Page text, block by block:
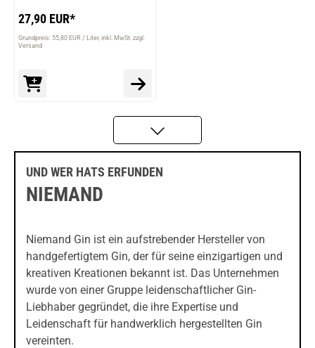
27,90 EUR*
Grundpreis: 55,80 EUR / Liter inkl. MwSt. zzgl.
Versand
UND WER HATS ERFUNDEN
NIEMAND
Niemand Gin ist ein aufstrebender Hersteller von
handgefertigtem Gin, der für seine einzigartigen und
kreativen Kreationen bekannt ist. Das Unternehmen
wurde von einer Gruppe leidenschaftlicher Gin-
Liebhaber gegründet, die ihre Expertise und
Leidenschaft für handwerklich hergestellten Gin
vereinten.